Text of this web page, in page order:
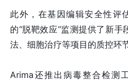
此外，在基因编辑安全性评
的“脱靶效应”监测提供了新手
法、细胞治疗等项目的质控环
Arima还推出病毒整合检测